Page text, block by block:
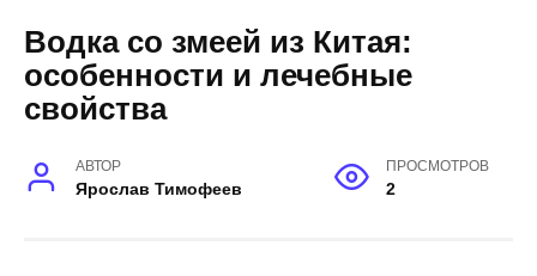
Водка со змеей из Китая:
особенности и лечебные
свойства
АВТОР
Ярослав Тимофеев
ПРОСМОТРОВ
2